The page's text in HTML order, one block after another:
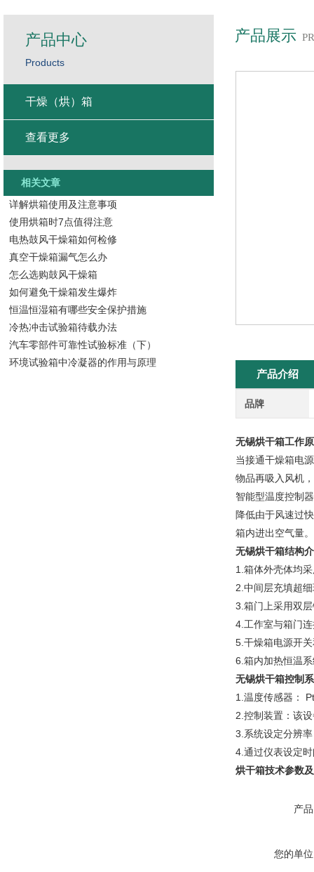
产品展示
产品介绍
品牌
无锡烘干箱工作
当接通干燥箱电
物品再吸入风机
智能型温度控制
降低由于风速过
箱内进出空气量。
无锡烘干箱结构
1.箱体外壳体均
2.中间层充填超
3.箱门上采用双
4.工作室与箱门
5.干燥箱电源开
6.箱内加热恒温
无锡烘干箱控制
1.温度传感器：
2.控制装置：该
3.系统设定分辨
4.通过仪表设定
烘干箱技术参数
产
您的单
产品中心
Products
干燥（烘）箱
查看更多
相关文章
详解烘箱使用及注意事项
使用烘箱时7点值得注意
电热鼓风干燥箱如何检修
真空干燥箱漏气怎么办
怎么选购鼓风干燥箱
如何避免干燥箱发生爆炸
恒温恒湿箱有哪些安全保护措施
冷热冲击试验箱待载办法
汽车零部件可靠性试验标准（下）
环境试验箱中冷凝器的作用与原理